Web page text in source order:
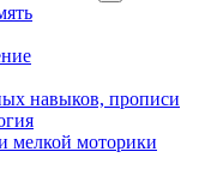
навыков, прописи
мелкой моторики